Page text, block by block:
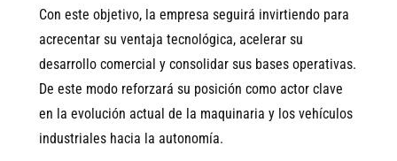
Con este objetivo, la empresa seguirá invirtiendo para
acrecentar su ventaja tecnológica, acelerar su
desarrollo comercial y consolidar sus bases operativas.
De este modo reforzará su posición como actor clave
en la evolución actual de la maquinaria y los vehículos
industriales hacia la autonomía.